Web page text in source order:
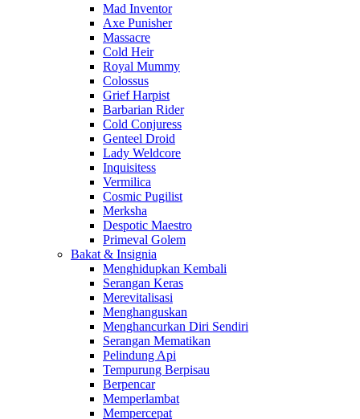
Mad Inventor
Axe Punisher
Massacre
Cold Heir
Royal Mummy
Colossus
Grief Harpist
Barbarian Rider
Cold Conjuress
Genteel Droid
Lady Weldcore
Inquisitess
Vermilica
Cosmic Pugilist
Merksha
Despotic Maestro
Primeval Golem
Bakat & Insignia
Menghidupkan Kembali
Serangan Keras
Merevitalisasi
Menghanguskan
Menghancurkan Diri Sendiri
Serangan Mematikan
Pelindung Api
Tempurung Berpisau
Berpencar
Memperlambat
Mempercepat